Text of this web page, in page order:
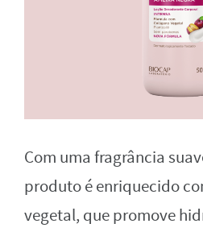
Com uma fragrância
produto é enriquecido
vegetal, que promove